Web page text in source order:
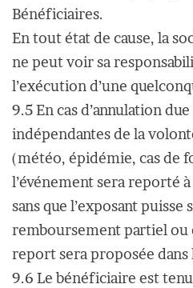
Bénéficiaires.
En tout état de cause, la
ne peut voir sa
l’exécution d’une
9.5 En cas d’annulation due
indépendantes de la
(météo, épidémie, cas de
l’événement sera reporté
sans que l’exposant puisse
remboursement partiel ou
report sera proposée dans
9.6 Le bénéficiaire est